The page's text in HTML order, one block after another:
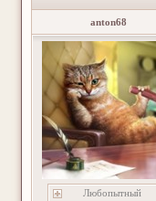
anton68
Любопытный